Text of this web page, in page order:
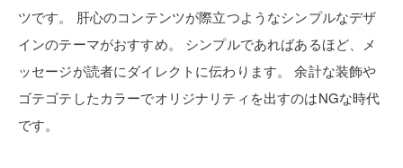
ツです。
肝心のコンテンツが際立つようなシンプルなデザ
インのテーマがおすすめ。
シンプルであればあるほど、メ
ッセージが読者にダイレクトに伝わります。
余計な装飾や
ゴテゴテしたカラーでオリジナリティを出すのはNGな時代
です。